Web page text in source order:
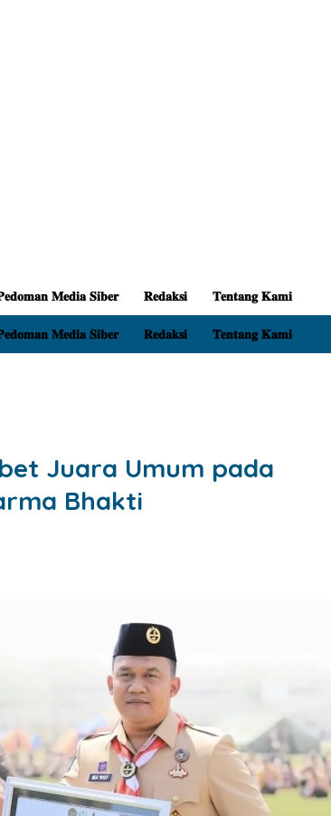
𝐌𝐞𝐝𝐢𝐚 𝐒𝐢𝐛𝐞𝐫 𝐑𝐞𝐝𝐚𝐤𝐬𝐢 𝐓𝐞𝐧𝐭𝐚𝐧𝐠 𝐊𝐚𝐦𝐢
𝐌𝐞𝐝𝐢𝐚 𝐒𝐢𝐛𝐞𝐫 𝐑𝐞𝐝𝐚𝐤𝐬𝐢 𝐓𝐞𝐧𝐭𝐚𝐧𝐠 𝐊𝐚𝐦𝐢
Juara Umum pada
Bhakti